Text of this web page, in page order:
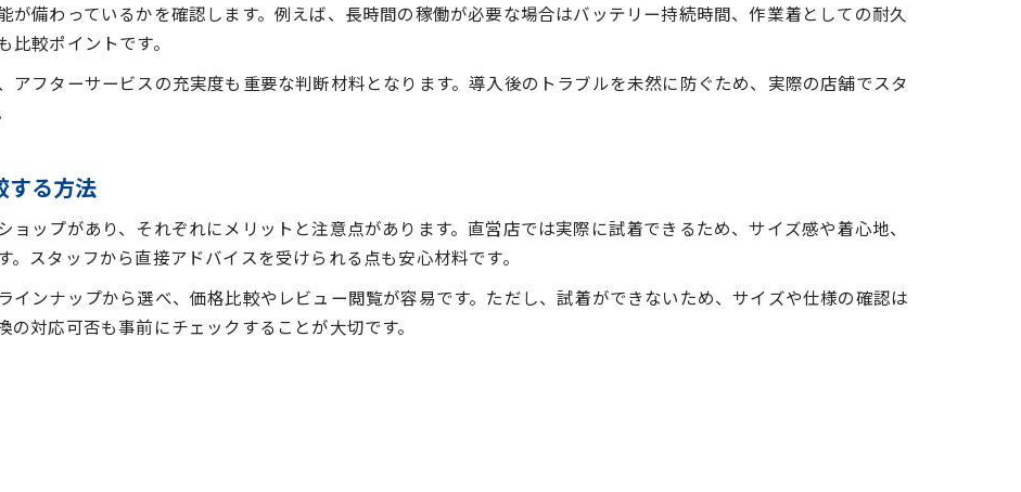
空調服ファンの寿命と長持ちさせるポイント
空調服のバッテリー管理で快適性を持続
正しい空調服メンテナンスの具体的な方法
が備わっているかを確認します。例えば、長時間の稼働が必要な場合はバッテリー持続時間、作業着としての耐久
較ポイントです。
アフターサービスの充実度も重要な判断材料となります。導入後のトラブルを未然に防ぐため、実際の店舗でスタ
する方法
ップがあり、それぞれにメリットと注意点があります。直営店では実際に試着できるため、サイズ感や着心地、
スタッフから直接アドバイスを受けられる点も安心材料です。
インナップから選べ、価格比較やレビュー閲覧が容易です。ただし、試着ができないため、サイズや仕様の確認は
対応可否も事前にチェックすることが大切です。